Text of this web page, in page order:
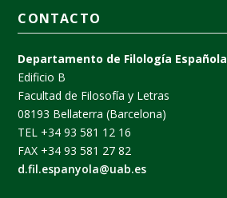
CONTACTO
Departamento de Filología Española
Edificio B
Facultad de Filosofía y Letras
08193 Bellaterra (Barcelona)
TEL +34 93 581 12 16
FAX +34 93 581 27 82
d.fil.espanyola@uab.es